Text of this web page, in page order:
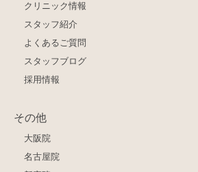
クリニック情報
スタッフ紹介
よくあるご質問
スタッフブログ
採用情報
その他
大阪院
名古屋院